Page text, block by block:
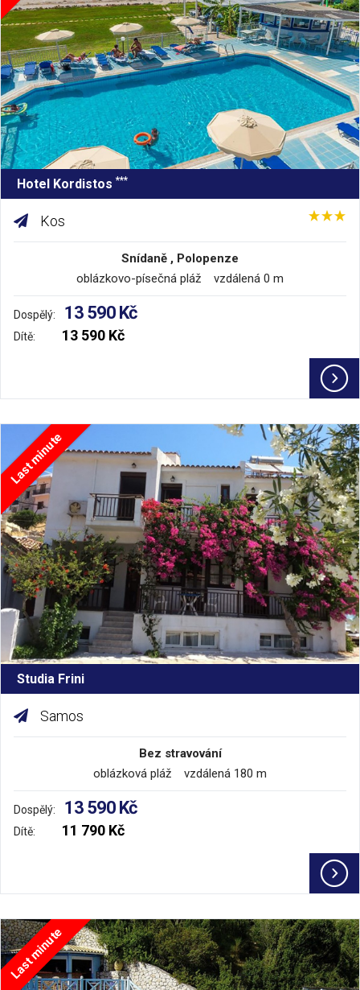
Hotel Kordistos ***
Kos
Snídaně , Polopenze
oblázkovo-písečná pláž vzdálená 0 m
Dospělý: 13 590 Kč
Dítě: 13 590 Kč
Last minute
Studia Frini
Samos
Bez stravování
oblázková pláž vzdálená 180 m
Dospělý: 13 590 Kč
Dítě: 11 790 Kč
Last minute